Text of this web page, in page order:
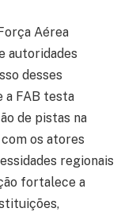
Aérea
autoridades
desses
a FAB testa
de pistas na
os atores
regionais
fortalece a